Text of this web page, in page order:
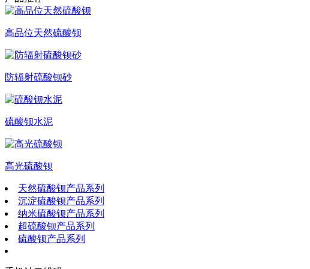
高品位天然硫酸钡
防辐射硫酸钡砂
硫酸钡水泥
高光硫酸钡
天然硫酸钡产品系列
沉淀硫酸钡产品系列
纳米硫酸钡产品系列
超硫酸钡产品系列
硫酸钡产品系列